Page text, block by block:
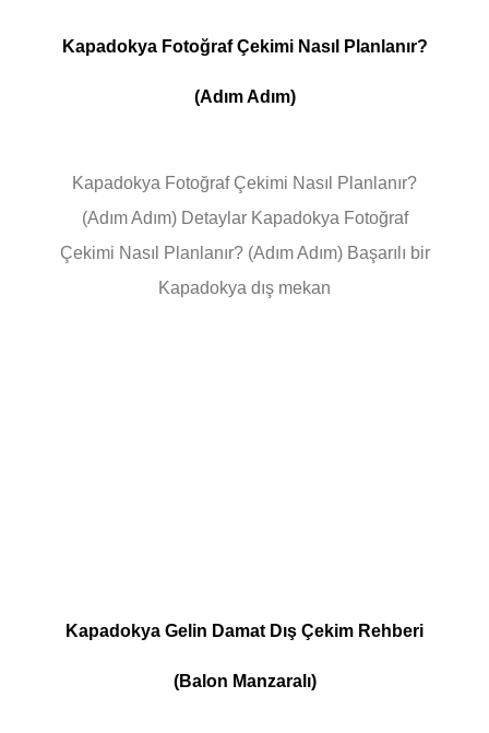
Kapadokya Fotoğraf Çekimi Nasıl Planlanır?
(Adım Adım)
Kapadokya Fotoğraf Çekimi Nasıl Planlanır?
(Adım Adım) Detaylar Kapadokya Fotoğraf
Çekimi Nasıl Planlanır? (Adım Adım) Başarılı bir
Kapadokya dış mekan
Kapadokya Gelin Damat Dış Çekim Rehberi
(Balon Manzaralı)